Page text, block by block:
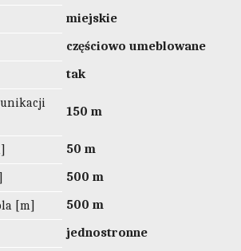
miejskie
częściowo umeblowane
tak
150 m
50 m
500 m
[m]
500 m
jednostronne